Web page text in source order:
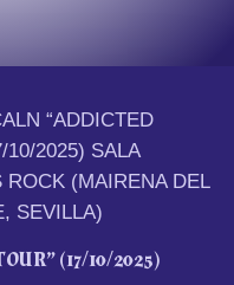
“ADDICTED
10/2025) SALA
ROCK (MAIRENA DEL
SEVILLA)
(17/10/2025)